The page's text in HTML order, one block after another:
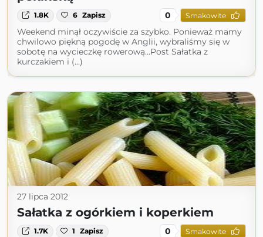
1.8K 6 Zapisz 0 Smakowite
Weekend minął oczywiście za szybko. Ponieważ mamy
chwilowo piękną pogodę w Anglii, wybraliśmy się w
sobotę na wycieczkę rowerową...Post Sałatka z
kurczakiem i (...)
27 lipca 2012
Sałatka z ogórkiem i koperkiem
1.7K 1 Zapisz 0 Smakowite